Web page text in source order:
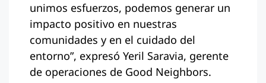
unimos esfuerzos, podemos generar un
impacto positivo en nuestras
comunidades y en el cuidado del
entorno”, expresó Yeril Saravia, gerente
de operaciones de Good Neighbors.